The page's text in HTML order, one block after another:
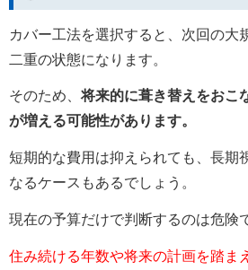
カバー工法を選択すると、次回の大
二重の状態になります。
そのため、将来的に葺き替えをおこ
が増える可能性があります。
短期的な費用は抑えられても、長期
なるケースもあるでしょう。
現在の予算だけで判断するのは危険
住み続ける年数や将来の計画を踏まえ